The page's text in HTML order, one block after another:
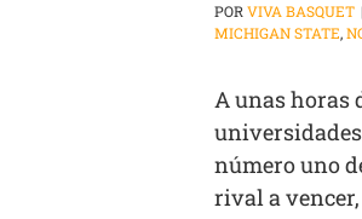
PORVIVA BASQUET |
MICHIGAN STATE,
A unas horas
número uno
rival a